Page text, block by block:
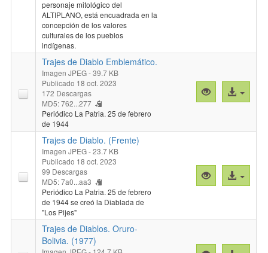
personaje mitológico del
ALTIPLANO, está encuadrada en la
concepción de los valores
culturales de los pueblos
indígenas.
Puno.
Trajes de Diablo Emblemático.
Imagen JPEG- 39.7 KB
Publicado 18 oct. 2023
172 Descargas
MD5: 762...277
Periódico La Patria. 25 de febrero
de 1944
Vista
previa
de
Acceso
al
Trajes de Diablo. (Frente)
Imagen JPEG- 23.7 KB
Publicado 18 oct. 2023
99 Descargas
MD5: 7a0...aa3
Periódico La Patria. 25 de febrero
de 1944 se creó la Diablada de
"Los Pijes"
Vista
previa
Acceso
al
Trajes de Diablos. Oruro-
Bolivia. (1977)